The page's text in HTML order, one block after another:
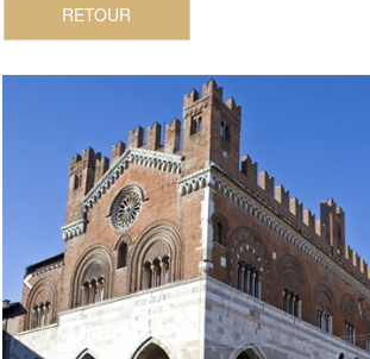
RETOUR